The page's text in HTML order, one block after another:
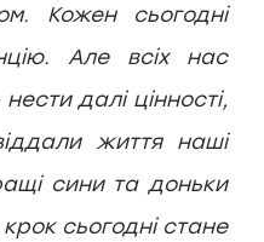
Кожен сьогодні
Але всіх нас
далі цінності,
життя наші
сини та доньки
сьогодні стане